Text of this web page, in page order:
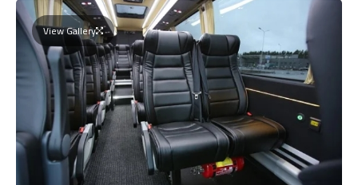
View Gallery